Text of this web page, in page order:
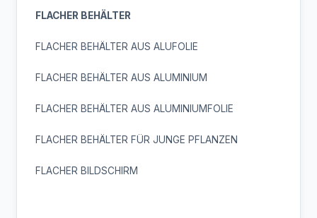
FLACHER BEHÄLTER
FLACHER BEHÄLTER AUS ALUFOLIE
FLACHER BEHÄLTER AUS ALUMINIUM
FLACHER BEHÄLTER AUS ALUMINIUMFOLIE
FLACHER BEHÄLTER FÜR JUNGE PFLANZEN
FLACHER BILDSCHIRM